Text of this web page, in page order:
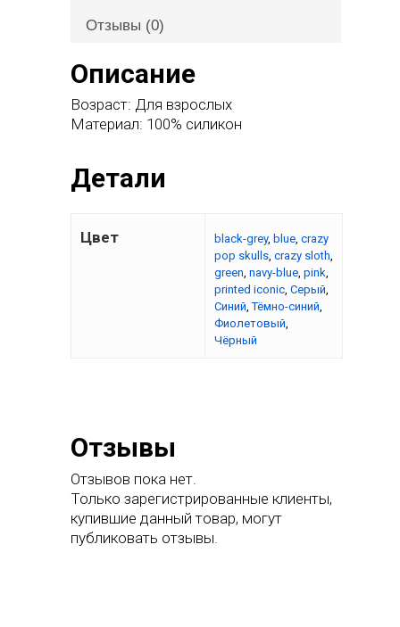
Отзывы (0)
Описание
Возраст: Для взрослых
Материал: 100% силикон
Детали
Цвет black-grey, blue, crazy
pop skulls, crazy sloth,
green, navy-blue, pink,
printed iconic, Серый,
Синий,Тёмно-синий,
Фиолетовый,
Чёрный
Отзывы
Отзывов пока нет.
Только зарегистрированные клиенты,
купившие данный товар, могут
публиковать отзывы.
Каталог
Одежда
О нас